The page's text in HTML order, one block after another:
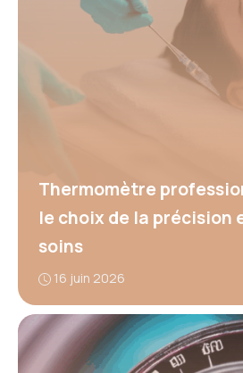
Thermomètre
le choix de la précision
soins
16 juin 2026